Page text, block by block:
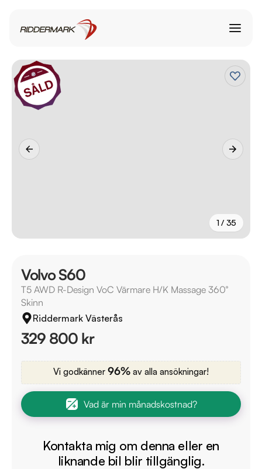
1 / 35
Volvo S60
T5 AWD R-Design VoC Värmare H/K Massage 360°
Skinn
Riddermark Västerås
329 800 kr
Vi godkänner 96% av alla ansökningar!
Vad är min månadskostnad?
Kontakta mig om denna eller en
liknande bil blir tillgänglig.